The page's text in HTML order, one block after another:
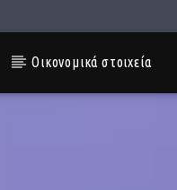
Οικονομικά στοιχεία